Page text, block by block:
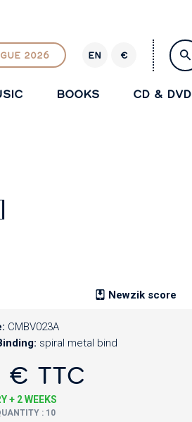
2026 EN
R
€
BOOKS CD & DVD
Newzik score
CMBV023A
spiral metal bind
TTC
+ 2 WEEKS
: 10